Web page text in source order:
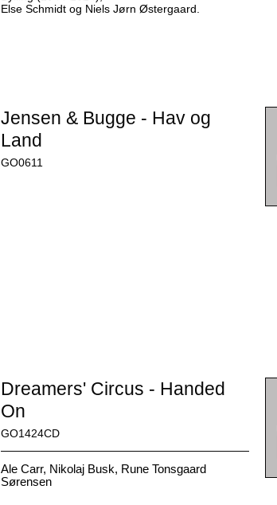
Else Schmidt og Niels Jørn Østergaard.
Jensen & Bugge - Hav og
Land
GO0611
Dreamers' Circus - Handed
On
GO1424CD
Ale Carr, Nikolaj Busk, Rune Tonsgaard
Sørensen